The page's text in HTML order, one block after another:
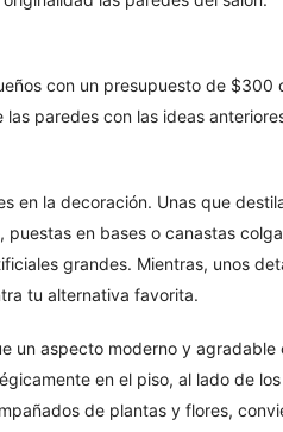
con un presupuesto de $300
paredes con las ideas
en la decoración. Unas que
puestas en bases o canastas
grandes. Mientras, unos
tu alternativa favorita.
un aspecto moderno y agradable
en el piso, al lado de
de plantas y flores,